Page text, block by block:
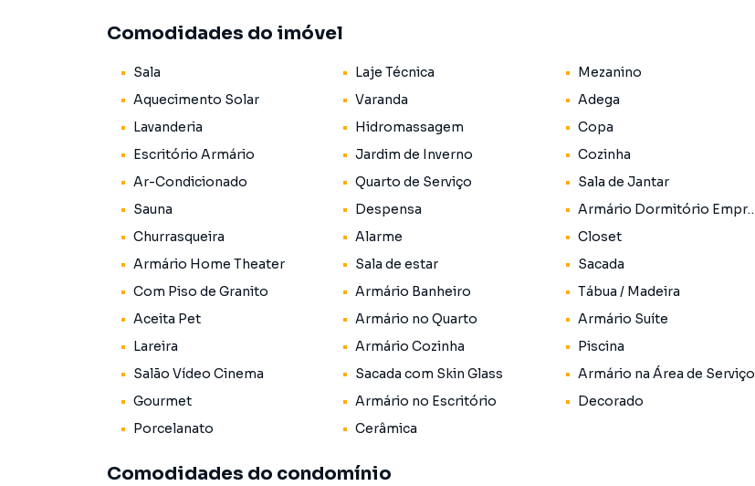
📏 Área construída: 800 m²
📏 Área do terreno: 2.800 m²
✔ 8 dormitórios
✔ 5 suítes
✔ Salas amplas e integradas
✔ Escritório equipado
✔ Cozinha moderna
✔ Lavanderia
✔ Jardim de inverno
✔ Sacadas com skin glass
✨ Piscina
Comodidades do imóvel
Sala Laje Técnica
Mezanino
Aquecimento Solar
Varanda
Adega
Lavanderia
Hidromassagem
Copa
Escritório Armário
Jardim de Inverno
Cozinha
Ar-Condicionado
Quarto de Serviço
Sala de Jantar
Sauna
Despensa
Armário Dormitório Empregada
Churrasqueira
Alarme
Closet
Armário Home Theater
Sala de estar
Sacada
Com Piso de Granito
Armário Banheiro
Tábua / Madeira
Aceita Pet
Armário no Quarto
Armário Suíte
Lareira
Armário Cozinha
Piscina
Salão Vídeo Cinema
Sacada com Skin Glass
Armário na Área de Serviço
Gourmet
Armário no Escritório
Decorado
Porcelanato
Cerâmica
Comodidades do condomínio